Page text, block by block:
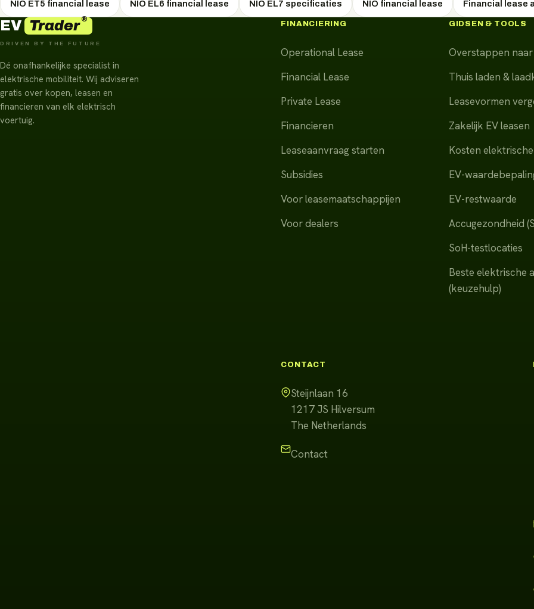
NIO ET5 financial lease NIO EL6 financial lease NIO EL7 specificaties NIO financial lease Financial lease
EV Trader®
DRIVEN BY THE FUTURE
Dé onafhankelijke specialist in
elektrische mobiliteit. Wij adviseren
gratis over kopen, leasen en
financieren van elk elektrisch
voertuig.
FINANCIERING
Operational Lease
Financial Lease
Private Lease
Financieren
Leaseaanvraag starten
Subsidies
Voor leasemaatschappijen
Voor dealers
GIDSEN & TOOLS
Overstappen
Thuis laden &
Leasevormen
Zakelijk EV leasen
Kosten
EV-
EV-restwaarde
Accugezondheid
SoH-testlocaties
Beste elektrische
(keuzehulp)
CONTACT
Steijnlaan 16
1217 JS Hilversum
The Netherlands
Contact